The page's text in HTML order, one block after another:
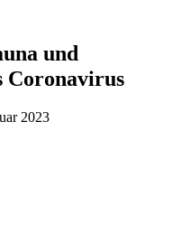
und
Coronavirus
2023